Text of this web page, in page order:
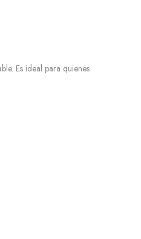
Es ideal para quienes